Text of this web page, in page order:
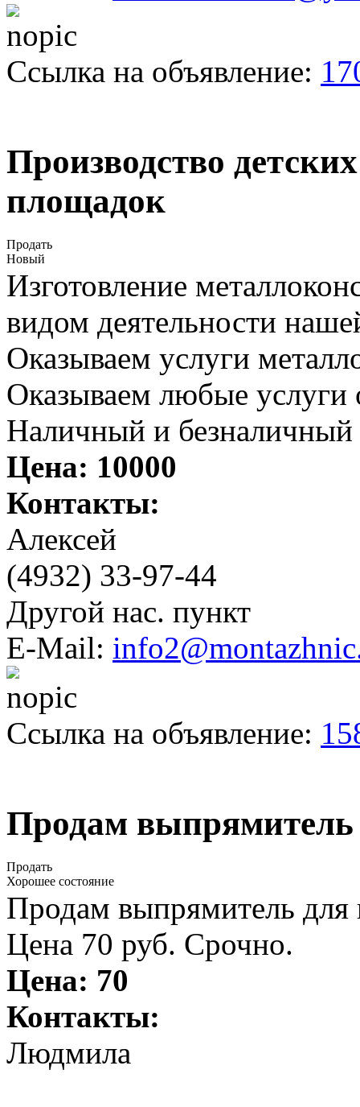
Ссылка на объявление:
Производство
площадок
Продать
Новый
Изготовление
видом деятельности
Оказываем услуги
Оказываем любые услуги
Наличный и
Цена: 10000
Контакты:
Алексeй
(4932) 33-97-44
Другой нас. пункт
E-Mail:
Ссылка на объявление:
Продам выпрямитель
Продать
Хорошее состояние
Продам выпрямитель для
Цена 70 руб. Срочно.
Цена: 70
Контакты:
Людмила